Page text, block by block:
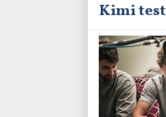
Kimi